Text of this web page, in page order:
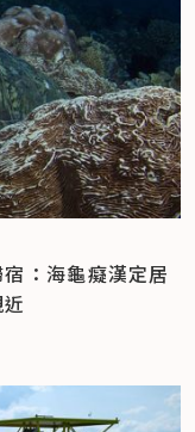
：海龜癡漢定居